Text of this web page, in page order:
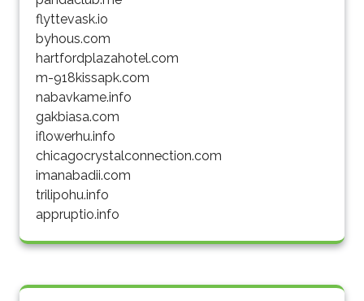
flyttevask.io
byhous.com
hartfordplazahotel.com
m-918kissapk.com
nabavkame.info
gakbiasa.com
iflowerhu.info
chicagocrystalconnection.com
imanabadii.com
trilipohu.info
appruptio.info